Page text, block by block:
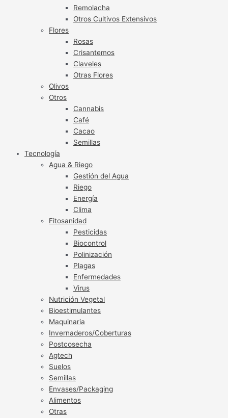
Remolacha
Otros Cultivos Extensivos
Flores
Rosas
Crisantemos
Claveles
Otras Flores
Olivos
Otros
Cannabis
Café
Cacao
Semillas
Tecnología
Agua & Riego
Gestión del Agua
Riego
Energía
Clima
Fitosanidad
Pesticidas
Biocontrol
Polinización
Plagas
Enfermedades
Virus
Nutrición Vegetal
Bioestimulantes
Maquinaria
Invernaderos/Coberturas
Postcosecha
Agtech
Suelos
Semillas
Envases/Packaging
Alimentos
Otras